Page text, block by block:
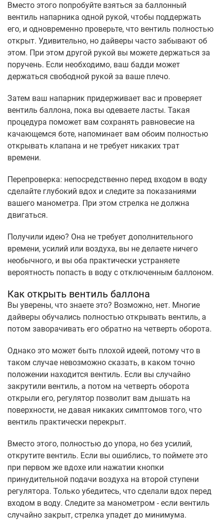
Вместо этого попробуйте взяться за баллонный
вентиль напарника одной рукой, чтобы поддержать
его, и одновременно проверьте, что вентиль полностью
открыт. Удивительно, но дайверы часто забывают об
этом. При этом другой рукой вы можете держаться за
поручень. Если необходимо, ваш бадди может
держаться свободной рукой за ваше плечо.
Затем ваш напарник придерживает вас и проверяет
вентиль баллона, пока вы одеваете ласты. Такая
процедура поможет вам сохранять равновесие на
качающемся боте, напоминает вам обоим полностью
открывать клапана и не требует никаких трат
времени.
Перепроверка: непосредственно перед входом в воду
сделайте глубокий вдох и следите за показаниями
вашего манометра. При этом стрелка не должна
двигаться.
Получили идею? Она не требует дополнительного
времени, усилий или воздуха, вы не делаете ничего
необычного, и вы оба практически устраняете
вероятность попасть в воду с отключенным баллоном.
Как открыть вентиль баллона
Вы уверены, что знаете это? Возможно, нет. Многие
дайверы обучались полностью открывать вентиль, а
потом заворачивать его обратно на четверть оборота.
Однако это может быть плохой идеей, потому что в
таком случае невозможно сказать, в каком точно
положении находится вентиль. Если вы случайно
закрутили вентиль, а потом на четверть оборота
открыли его, регулятор позволит вам дышать на
поверхности, не давая никаких симптомов того, что
вентиль практически перекрыт.
Вместо этого, полностью до упора, но без усилий,
открутите вентиль. Если вы ошиблись, то поймете это
при первом же вдохе или нажатии кнопки
принудительной подачи воздуха на второй ступени
регулятора. Только убедитесь, что сделали вдох перед
входом в воду. Следите за манометром - если вентиль
случайно закрыт, стрелка упадет до минимума.